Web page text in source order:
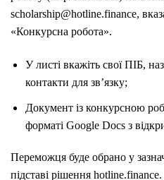
scholarship@hotline.finance,
«Конкурсна робота».
У листі вкажіть свої ПІБ,
контакти для зв’язку;
Документ із конкурсною
форматі Google Docs з
Переможця буде обрано у
підставі рішення hotline.finance.